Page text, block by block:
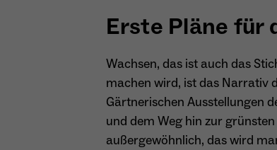
Erste Pläne für
Wachsen, das ist auch das
machen wird, ist das Narrativ
Gärtnerischen Ausstellungen
und dem Weg hin zur
außergewöhnlich, das wird